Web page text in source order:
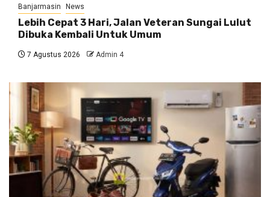
Banjarmasin News
Lebih Cepat 3 Hari, Jalan Veteran Sungai Lulut
Dibuka Kembali Untuk Umum
7 Agustus 2026 Admin 4